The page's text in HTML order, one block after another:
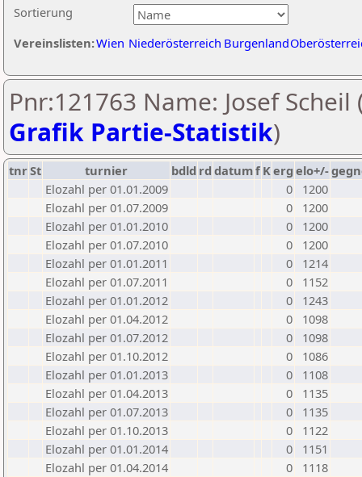
Sortierung
Vereinslisten:Wien Niederösterreich Burgenland
Pnr:121763 Name: Josef Scheil
Grafik Partie-Statistik)
tnrSt turnier bdld rd datumf Kerg elo+/-
Elozahl per 01.01.2009
0
1200
Elozahl per 01.07.2009
0
1200
Elozahl per 01.01.2010
0
1200
Elozahl per 01.07.2010
0
1200
Elozahl per 01.01.2011
0
1214
Elozahl per 01.07.2011
0
1152
Elozahl per 01.01.2012
0
1243
Elozahl per 01.04.2012
0
1098
Elozahl per 01.07.2012
0
1098
Elozahl per 01.10.2012
0
1086
Elozahl per 01.01.2013
0
1108
Elozahl per 01.04.2013
0
1135
Elozahl per 01.07.2013
0
1135
Elozahl per 01.10.2013
0
1122
Elozahl per 01.01.2014
0
1151
Elozahl per 01.04.2014
0
1118